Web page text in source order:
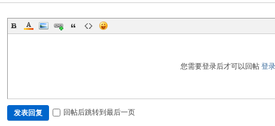
您需要登录后才可以回帖 登录
发表回复 回帖后跳转到最后一页